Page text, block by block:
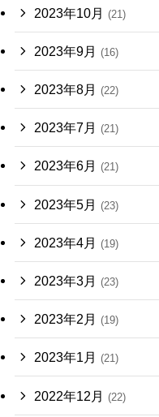
2023年10月 (21)
2023年9月 (16)
2023年8月 (22)
2023年7月 (21)
2023年6月 (21)
2023年5月 (23)
2023年4月 (19)
2023年3月 (23)
2023年2月 (19)
2023年1月 (21)
2022年12月 (22)